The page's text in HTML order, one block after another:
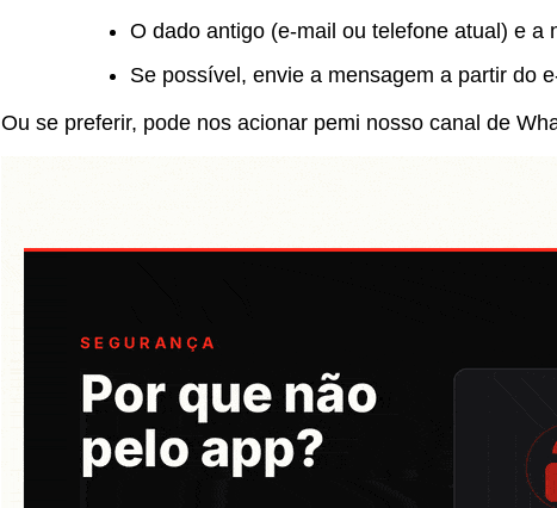
O dado antigo (e-mail ou telefone atual) e a
Se possível, envie a mensagem a partir do
Ou se preferir, pode nos acionar pemi nosso canal de